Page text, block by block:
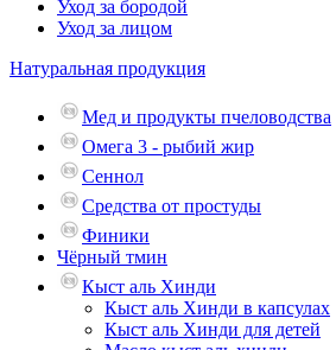
Уход за бородой
Уход за лицом
Натуральная продукция
Мед и продукты пчеловодства
Омега 3 - рыбий жир
Сеннол
Средства от простуды
Финики
Чёрный тмин
Кыст аль Хинди
Кыст аль Хинди в капсулах
Кыст аль Хинди для детей